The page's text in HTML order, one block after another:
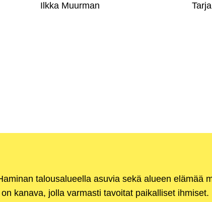
Ilkka Muurman
talousalueella asuvia sekä alueen elämää
kanava, jolla varmasti tavoitat paikalliset ihmiset.